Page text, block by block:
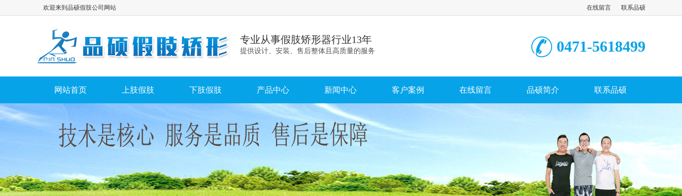
欢迎来到品硕假肢公司网站 在线留言 联系品硕
专业从事假肢矫形器行业13年
提供设计、安装、售后整体且高质量的服务 0471-5618499
网站首页 上肢假肢 下肢假肢 产品中心 新闻中心 客户案例 在线留言 品硕简介 联系品硕